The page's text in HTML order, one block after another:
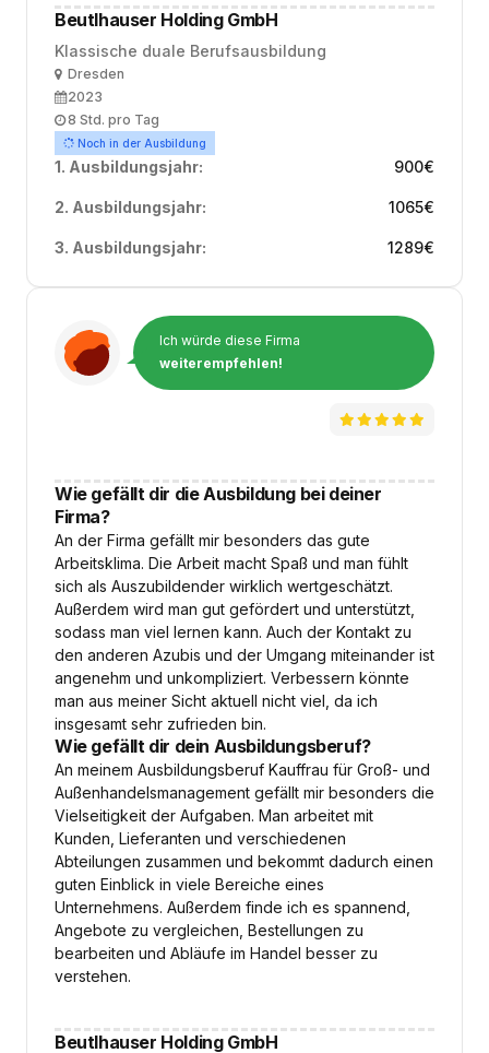
Beutlhauser Holding GmbH
Klassische duale Berufsausbildung
OrtDresden
Ausbildungsbeginn
2023
Arbeitszeit
8 Std. pro Tag
Noch in der Ausbildung
1. Ausbildungsjahr: 900€
2. Ausbildungsjahr: 1065€
3. Ausbildungsjahr: 1289€
Ich würde diese Firma
weiterempfehlen!
Wie gefällt dir die Ausbildung bei deiner
Firma?
An der Firma gefällt mir besonders das gute
Arbeitsklima. Die Arbeit macht Spaß und man fühlt
sich als Auszubildender wirklich wertgeschätzt.
Außerdem wird man gut gefördert und unterstützt,
sodass man viel lernen kann. Auch der Kontakt zu
den anderen Azubis und der Umgang miteinander ist
angenehm und unkompliziert. Verbessern könnte
man aus meiner Sicht aktuell nicht viel, da ich
insgesamt sehr zufrieden bin.
Wie gefällt dir dein Ausbildungsberuf?
An meinem Ausbildungsberuf Kauffrau für Groß- und
Außenhandelsmanagement gefällt mir besonders die
Vielseitigkeit der Aufgaben. Man arbeitet mit
Kunden, Lieferanten und verschiedenen
Abteilungen zusammen und bekommt dadurch einen
guten Einblick in viele Bereiche eines
Unternehmens. Außerdem finde ich es spannend,
Angebote zu vergleichen, Bestellungen zu
bearbeiten und Abläufe im Handel besser zu
verstehen.
Beutlhauser Holding GmbH